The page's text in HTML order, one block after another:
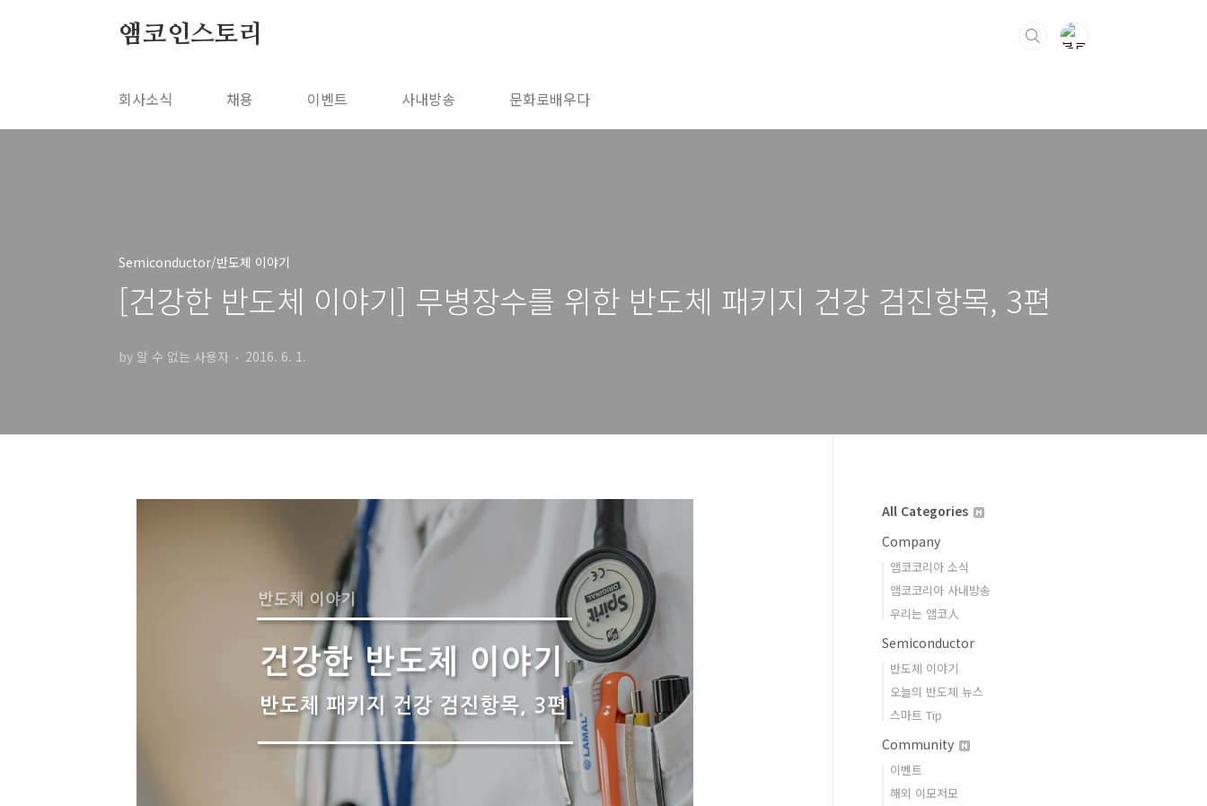
앰코인스토리
회사소식 채용 이벤트 사내방송 문화로배우다
Semiconductor/반도체 이야기
[건강한 반도체 이야기] 무병장수를 위한 반도체 패키지 건강 검진항목, 3편
by 알 수 없는 사용자 2016. 6. 1.
All Categories
Company
앰코코리아 소식
앰코코리아 사내방송
우리는 앰코人
Semiconductor
반도체 이야기
오늘의 반도체 뉴스
스마트 Tip
Community
이벤트
해외 이모저모